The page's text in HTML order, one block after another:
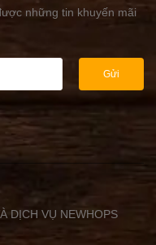
những tin khuyến mãi
Gửi
DỊCH VỤ NEWHOPS